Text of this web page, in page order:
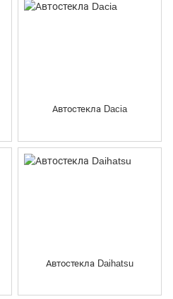
Автостекла Dacia
Автостекла Daihatsu